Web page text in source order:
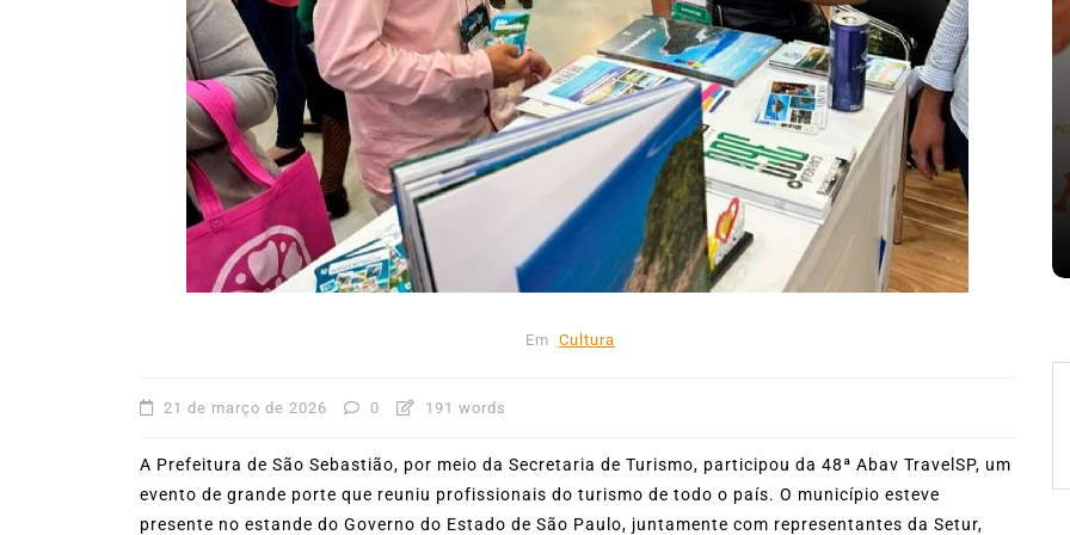
Em Cultura
21 de março de 2026 0 191 words
A Prefeitura de São Sebastião, por meio da Secretaria de Turismo, participou da 48ª Abav TravelSP, um
evento de grande porte que reuniu profissionais do turismo de todo o país. O município esteve
presente no estande do Governo do Estado de São Paulo, juntamente com representantes da Setur,
movimenta Ilhabela durante o
mês de agosto
5 de agosto de 2026 227 words
Boteco do Camarão
Culinária Caiçara
Cultura Caiçara
Eventos em Ilhabela
Festival do Camarão
Gastronomia
Ilhabela
Litoral Norte
Em Expresso News
Ilhabela divulga grupos e
primeiros jogos do Campeonato
Municipal de Futebol
6 de agosto de 2026 0 478 words